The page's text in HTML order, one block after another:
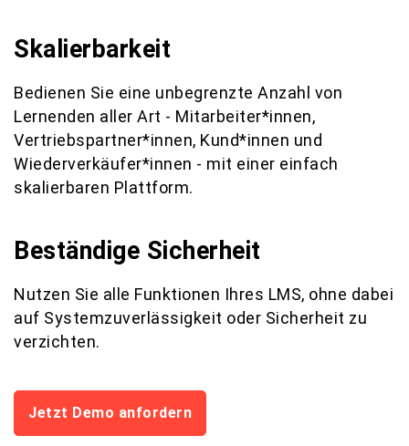
Skalierbarkeit
Bedienen Sie eine unbegrenzte Anzahl von
Lernenden aller Art - Mitarbeiter*innen,
Vertriebspartner*innen, Kund*innen und
Wiederverkäufer*innen - mit einer einfach
skalierbaren Plattform.
Beständige Sicherheit
Nutzen Sie alle Funktionen Ihres LMS, ohne dabei
auf Systemzuverlässigkeit oder Sicherheit zu
verzichten.
Jetzt Demo anfordern